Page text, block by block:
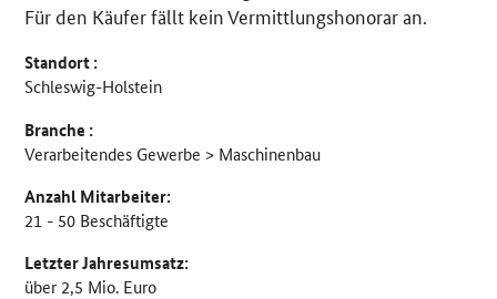
Für den Käufer fällt kein Vermittlungshonorar an.
Standort :
Schleswig-Holstein
Branche :
Verarbeitendes Gewerbe > Maschinenbau
Anzahl Mitarbeiter:
21 - 50 Beschäftigte
Letzter Jahresumsatz:
über 2,5 Mio. Euro